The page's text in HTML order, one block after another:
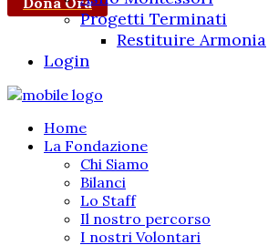
Progetti Terminati
Restituire Armonia
Login
Home
La Fondazione
Chi Siamo
Bilanci
Lo Staff
Il nostro percorso
I nostri Volontari